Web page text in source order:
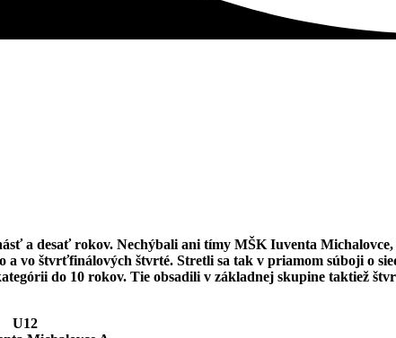
a desať rokov. Nechýbali ani tímy MŠK Iuventa
vo štvrťfinálových štvrté. Stretli sa tak v priamom súboji o
do 10 rokov. Tie obsadili v základnej skupine taktiež
U12